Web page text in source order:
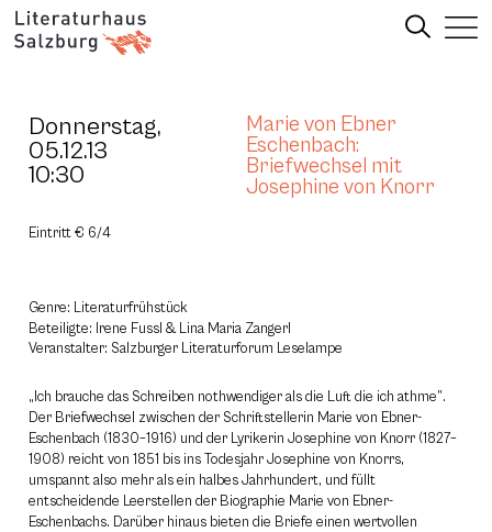
Donnerstag,
05.12.13
10:30
Marie von Ebner
Eschenbach:
Briefwechsel mit
Josephine von Knorr
Eintritt € 6/4
Genre: Literaturfrühstück
Beteiligte: Irene Fussl & Lina Maria Zangerl
Veranstalter: Salzburger Literaturforum Leselampe
„Ich brauche das Schreiben nothwendiger als die Luft die ich athme”.
Der Briefwechsel zwischen der Schriftstellerin Marie von Ebner-
Eschenbach (1830–1916) und der Lyrikerin Josephine von Knorr (1827–
1908) reicht von 1851 bis ins Todesjahr Josephine von Knorrs,
umspannt also mehr als ein halbes Jahrhundert, und füllt
entscheidende Leerstellen der Biographie Marie von Ebner-
Eschenbachs. Darüber hinaus bieten die Briefe einen wertvollen